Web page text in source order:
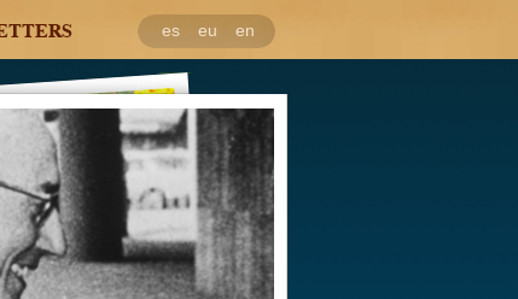
es eu en